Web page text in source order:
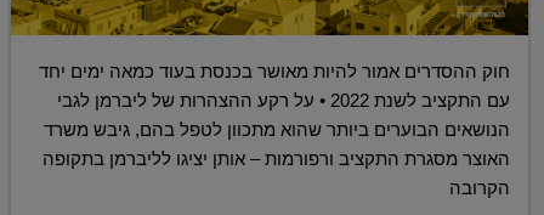
חוק ההסדרים אמור להיות מאושר בכנסת בעוד כמאה ימים יחד
עם התקציב לשנת 2022 • על רקע ההצהרות של ליברמן לגבי
הנושאים הבוערים ביותר שהוא מתכוון לטפל בהם, גיבש משרד
האוצר מסגרת התקציב ורפורמות – אותן יציגו לליברמן בתקופה
הקרובה